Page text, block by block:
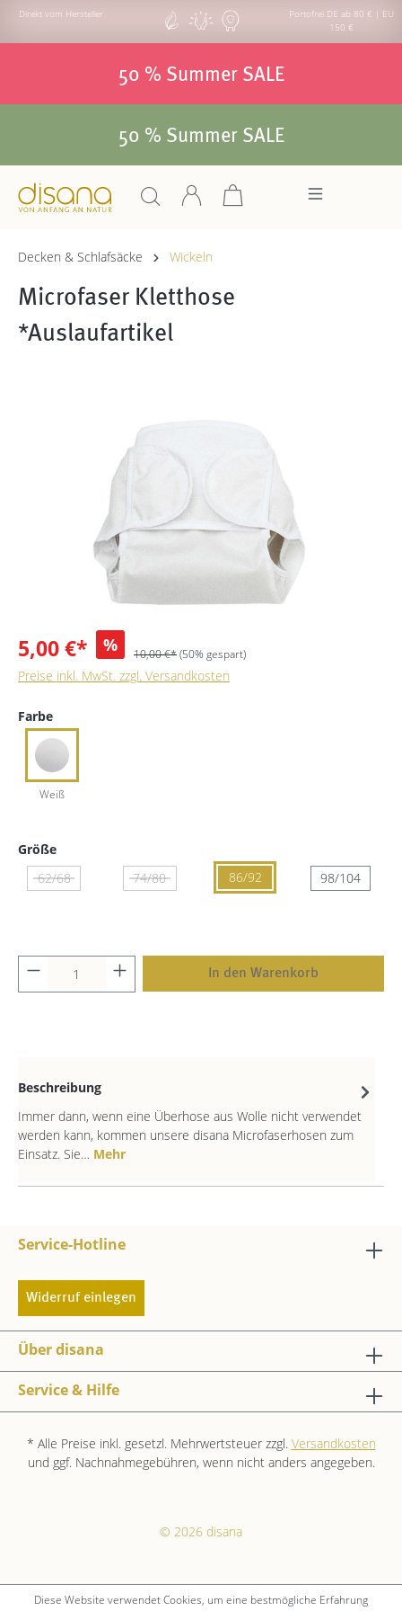
Direkt vom Hersteller
Portofrei DE ab 80 € | EU
150 €
50 % Summer SALE
50 % Summer SALE
Decken & Schlafsäcke Wickeln
Microfaser Kletthose
*Auslaufartikel
5,00 €* % 10,00 €*(50% gespart)
Preise inkl. MwSt. zzgl. Versandkosten
Farbe
Größe
62/68
74/80 86/92 98/104
In den Warenkorb
Beschreibung
Immer dann, wenn eine Überhose aus Wolle nicht verwendet
werden kann, kommen unsere disana Microfaserhosen zum
Einsatz. Sie… Mehr
Service-Hotline
Widerruf einlegen
Über disana
Service & Hilfe
* Alle Preise inkl. gesetzl. Mehrwertsteuer zzgl. Versandkosten
und ggf. Nachnahmegebühren, wenn nicht anders angegeben.
© 2026 disana
Diese Website verwendet Cookies, um eine bestmögliche Erfahrung